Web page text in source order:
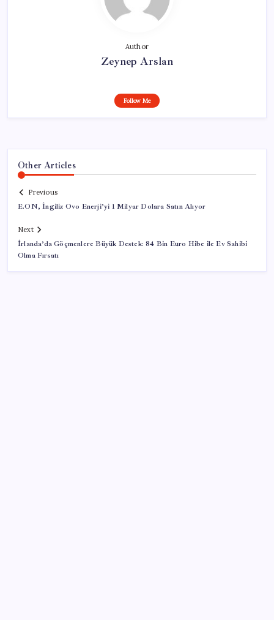
Author
Zeynep Arslan
Follow Me
Other Articles
Previous
E.ON, İngiliz Ovo Enerji’yi 1 Milyar Dolara Satın Alıyor
Next
İrlanda’da Göçmenlere Büyük Destek: 84 Bin Euro Hibe ile Ev Sahibi
Olma Fırsatı